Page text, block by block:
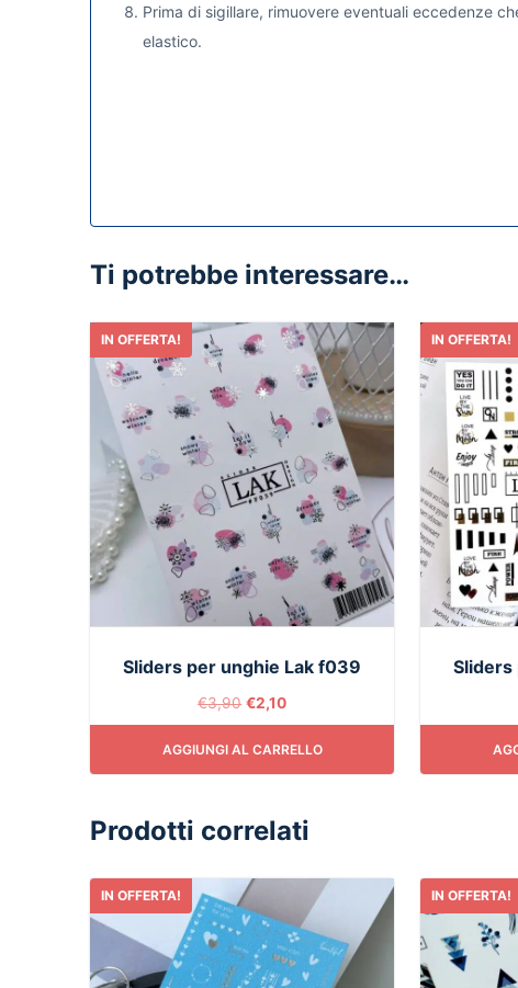
Prima di sigillare, rimuovere eventuali eccedenze
elastico.
Ti potrebbe interessare…
IN OFFERTA!
Sliders per unghie Lak f039
€3,90 €2,10
AGGIUNGI AL CARRELLO
IN OFFERTA!
Sliders
Prodotti correlati
IN OFFERTA! IN OFFERTA!